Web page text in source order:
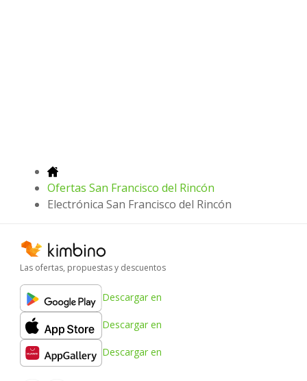
Ofertas San Francisco del Rincón
Electrónica San Francisco del Rincón
Las ofertas, propuestas y descuentos
Descargar en
Descargar en
Descargar en